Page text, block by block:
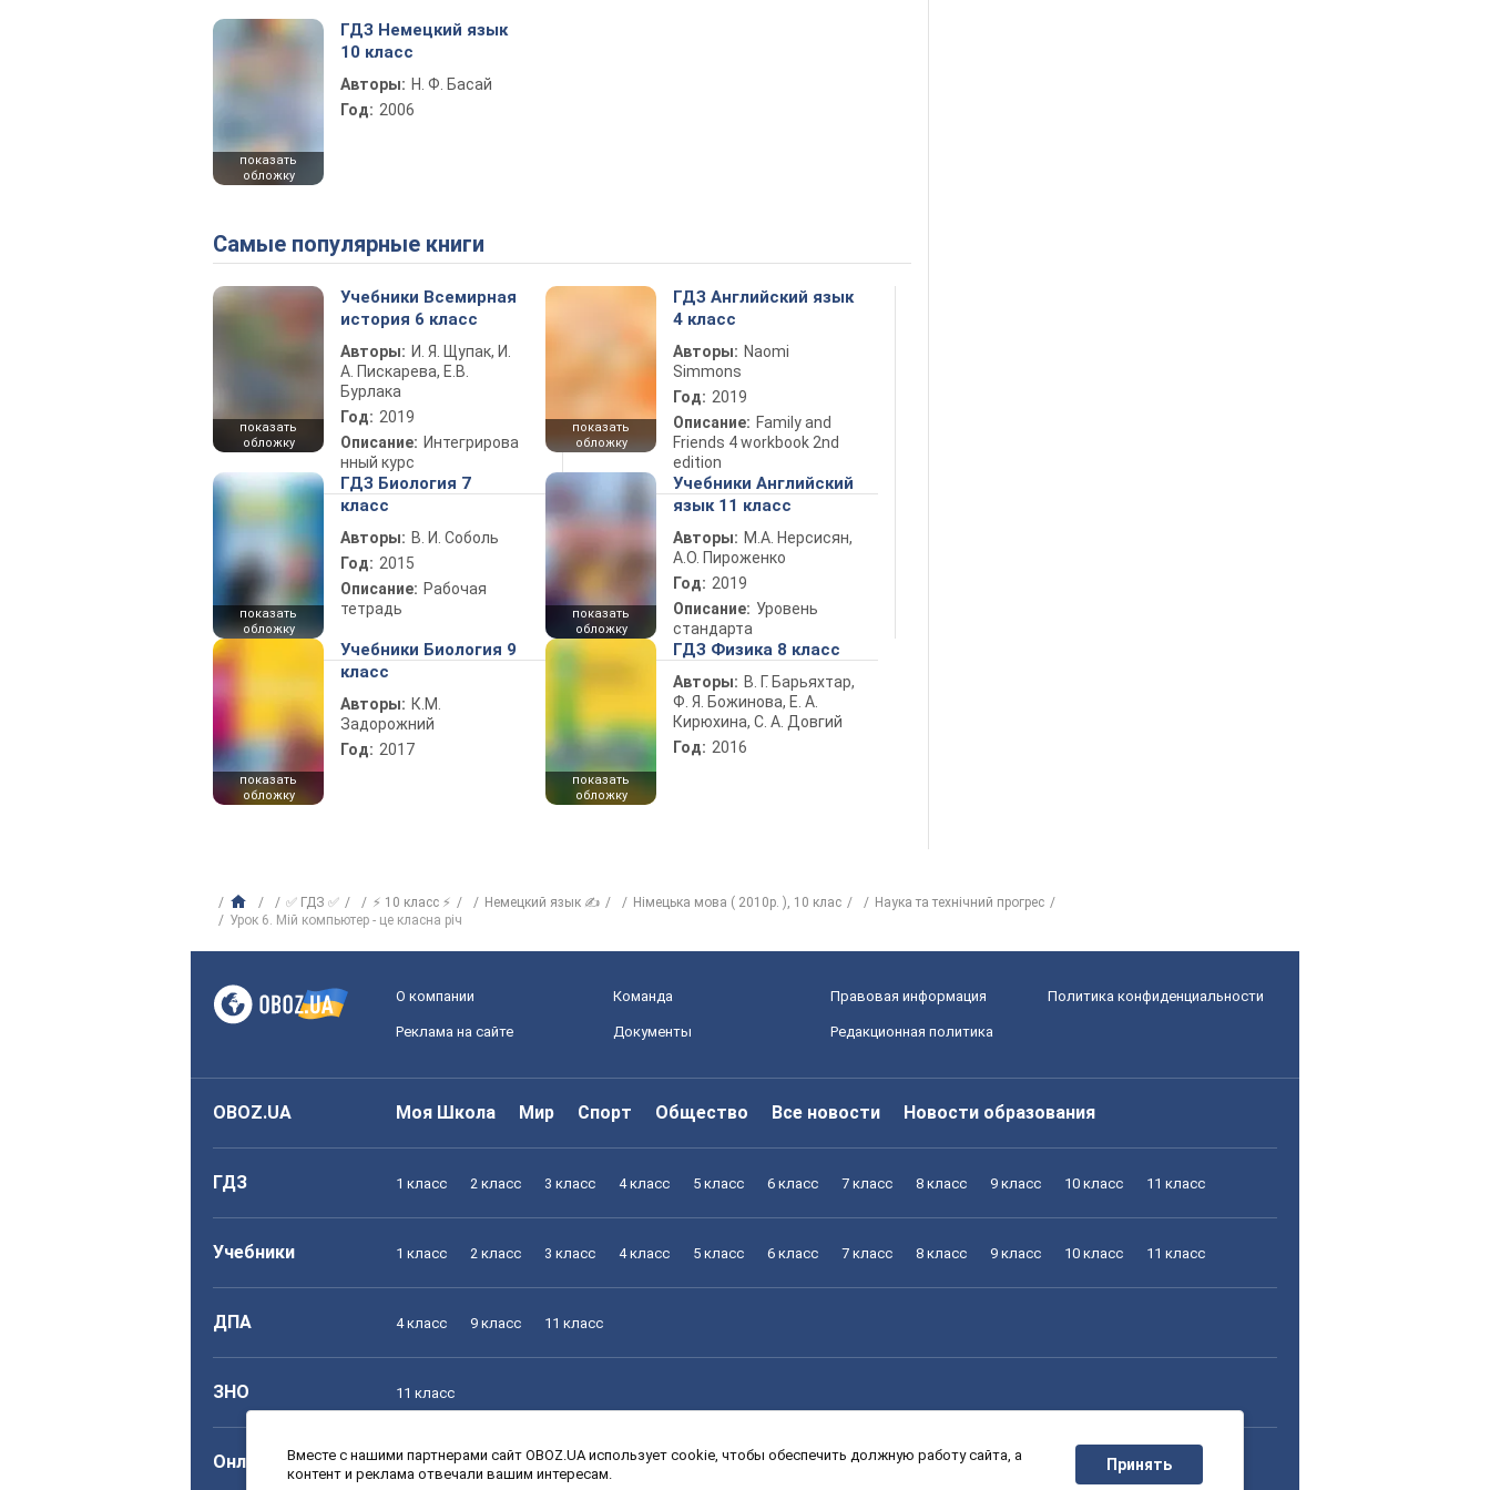
показать
обложку
ГДЗ Немецкий язык
10 класс
Авторы: Н. Ф. Басай
Год: 2006
Самые популярные книги
показать
обложку
Учебники Всемирная
история 6 класс
Авторы: И. Я. Щупак, И.
А. Пискарева, Е.В.
Бурлака
Год: 2019
Описание: Интегрирова
нный курс
показать
обложку
ГДЗ Английский язык
4 класс
Авторы: Naomi
Simmons
Год: 2019
Описание: Family and
Friends 4 workbook 2nd
edition
показать
обложку
ГДЗ Биология 7
класс
Авторы: В. И. Соболь
Год: 2015
Описание: Рабочая
тетрадь
показать
обложку
Учебники Английский
язык 11 класс
Авторы: М.А. Нерсисян,
А.О. Пироженко
Год: 2019
Описание: Уровень
стандарта
показать
обложку
Учебники Биология 9
класс
Авторы: К.М.
Задорожний
Год: 2017
показать
обложку
ГДЗ Физика 8 класс
Авторы: В. Г. Барьяхтар,
Ф. Я. Божинова, Е. А.
Кирюхина, С. А. Довгий
Год: 2016
✅ ГДЗ ✅ ⚡ 10 класс ⚡ Немецкий язык ✍ Німецька мова ( 2010р. ), 10 клас
Наука та технічний прогрес
Урок 6. Мій компьютер - це класна річ
О компании Команда Правовая информация Политика конфиденциальности
Реклама на сайте Документы Редакционная политика
OBOZ.UA Моя Школа Мир Спорт Общество Все новости Новости образования
ГДЗ 1 класс 2 класс 3 класс 4 класс 5 класс 6 класс 7 класс 8 класс 9 класс 10 класс 11 класс
Учебники 1 класс 2 класс 3 класс 4 класс 5 класс 6 класс 7 класс 8 класс 9 класс 10 класс 11 класс
ДПА 4 класс 9 класс 11 класс
ЗНО 11 класс
Онлайн уроки 1 класс 2 класс 3 класс 4 класс 5 класс 6 класс 7 класс 8 класс 9 класс 10 класс 11 класс
Вместе с нашими партнерами сайт OBOZ.UA использует cookie, чтобы обеспечить должную работу сайта, а
контент и реклама отвечали вашим интересам.
Принять